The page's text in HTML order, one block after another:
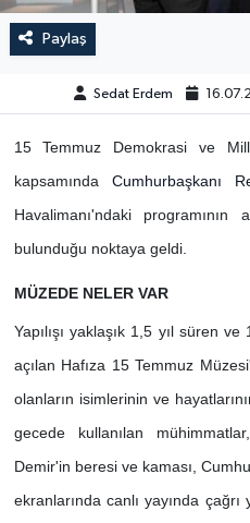
Paylaş
Sedat Erdem
15 Temmuz Demokrasi ve
kapsamında Cumhurbaşkanı
Havalimanı'ndaki programının
bulunduğu noktaya geldi.
MÜZEDE NELER VAR
Yapılışı yaklaşık 1,5 yıl süren
açılan Hafıza 15 Temmuz
olanların isimlerinin ve
gecede kullanılan
Demir'in beresi ve kaması,
ekranlarında canlı yayında